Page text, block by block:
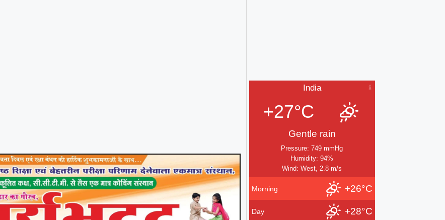
India
+27°C
Gentle rain
Pressure: 749 mmHg
Humidity: 94%
Wind: West, 2.8 m/s
Morning +26°C
Day +28°C